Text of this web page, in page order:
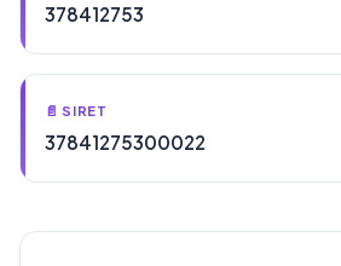
378412753
📄 SIRET
37841275300022